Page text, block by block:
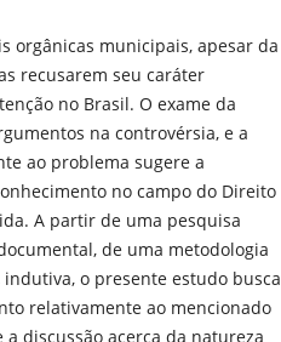
orgânicas municipais, apesar da
recusarem seu caráter
no Brasil. O exame da
na controvérsia, e a
ao problema sugere a
no campo do Direito
A partir de uma pesquisa
de uma metodologia
o presente estudo busca
relativamente ao mencionado
discussão acerca da natureza